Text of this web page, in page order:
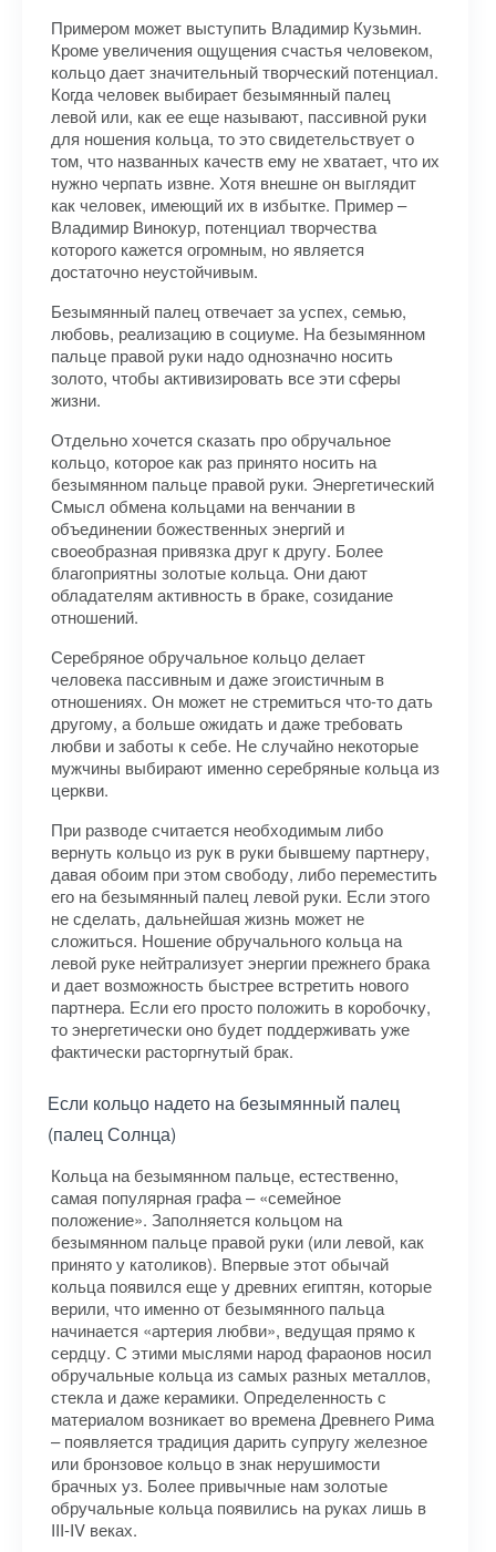
Примером может выступить Владимир Кузьмин.
Кроме увеличения ощущения счастья человеком,
кольцо дает значительный творческий потенциал.
Когда человек выбирает безымянный палец
левой или, как ее еще называют, пассивной руки
для ношения кольца, то это свидетельствует о
том, что названных качеств ему не хватает, что их
нужно черпать извне. Хотя внешне он выглядит
как человек, имеющий их в избытке. Пример –
Владимир Винокур, потенциал творчества
которого кажется огромным, но является
достаточно неустойчивым.
Безымянный палец отвечает за успех, семью,
любовь, реализацию в социуме. На безымянном
пальце правой руки надо однозначно носить
золото, чтобы активизировать все эти сферы
жизни.
Отдельно хочется сказать про обручальное
кольцо, которое как раз принято носить на
безымянном пальце правой руки. Энергетический
Смысл обмена кольцами на венчании в
объединении божественных энергий и
своеобразная привязка друг к другу. Более
благоприятны золотые кольца. Они дают
обладателям активность в браке, созидание
отношений.
Серебряное обручальное кольцо делает
человека пассивным и даже эгоистичным в
отношениях. Он может не стремиться что-то дать
другому, а больше ожидать и даже требовать
любви и заботы к себе. Не случайно некоторые
мужчины выбирают именно серебряные кольца из
церкви.
При разводе считается необходимым либо
вернуть кольцо из рук в руки бывшему партнеру,
давая обоим при этом свободу, либо переместить
его на безымянный палец левой руки. Если этого
не сделать, дальнейшая жизнь может не
сложиться. Ношение обручального кольца на
левой руке нейтрализует энергии прежнего брака
и дает возможность быстрее встретить нового
партнера. Если его просто положить в коробочку,
то энергетически оно будет поддерживать уже
фактически расторгнутый брак.
Если кольцо надето на безымянный палец
(палец Солнца)
Кольца на безымянном пальце, естественно,
самая популярная графа – «семейное
положение». Заполняется кольцом на
безымянном пальце правой руки (или левой, как
принято у католиков). Впервые этот обычай
кольца появился еще у древних египтян, которые
верили, что именно от безымянного пальца
начинается «артерия любви», ведущая прямо к
сердцу. С этими мыслями народ фараонов носил
обручальные кольца из самых разных металлов,
стекла и даже керамики. Определенность с
материалом возникает во времена Древнего Рима
– появляется традиция дарить супругу железное
или бронзовое кольцо в знак нерушимости
брачных уз. Более привычные нам золотые
обручальные кольца появились на руках лишь в
III-IV веках.